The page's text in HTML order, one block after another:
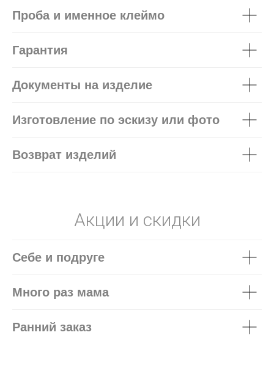
Проба и именное клеймо
Гарантия
Документы на изделие
Изготовление по эскизу или фото
Возврат изделий
Акции и скидки
Себе и подруге
Много раз мама
Ранний заказ